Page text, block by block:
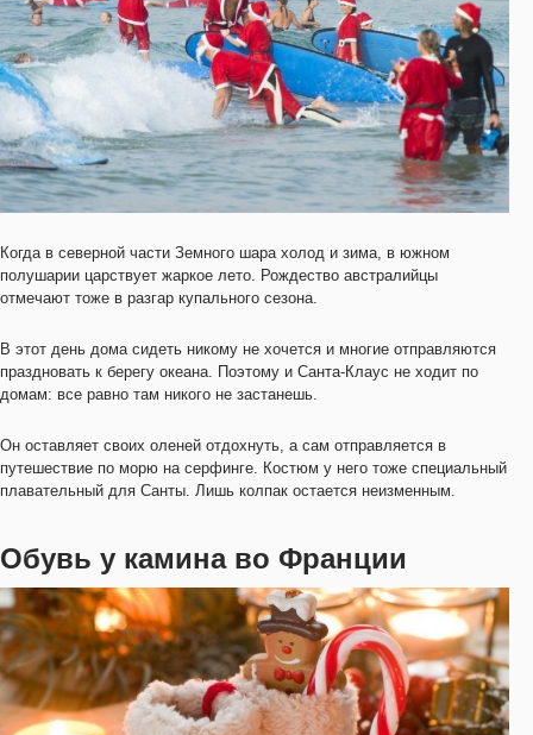
Когда в северной части Земного шара холод и зима, в южном
полушарии царствует жаркое лето. Рождество австралийцы
отмечают тоже в разгар купального сезона.
В этот день дома сидеть никому не хочется и многие отправляются
праздновать к берегу океана. Поэтому и Санта-Клаус не ходит по
домам: все равно там никого не застанешь.
Он оставляет своих оленей отдохнуть, а сам отправляется в
путешествие по морю на серфинге. Костюм у него тоже специальный
плавательный для Санты. Лишь колпак остается неизменным.
Обувь у камина во Франции